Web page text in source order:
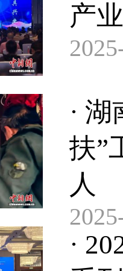
产
·
扶”
人
·